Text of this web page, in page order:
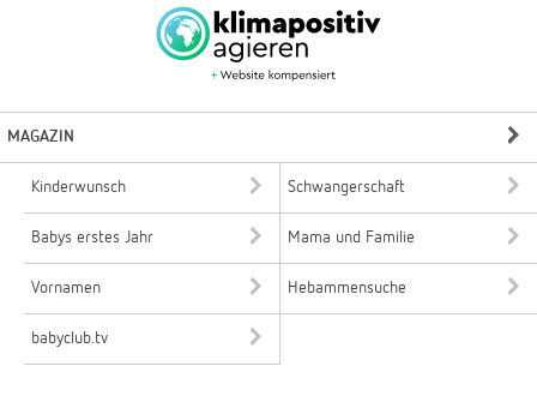
MAGAZIN
Kinderwunsch Schwangerschaft
Babys erstes Jahr Mama und Familie
Vornamen Hebammensuche
babyclub.tv